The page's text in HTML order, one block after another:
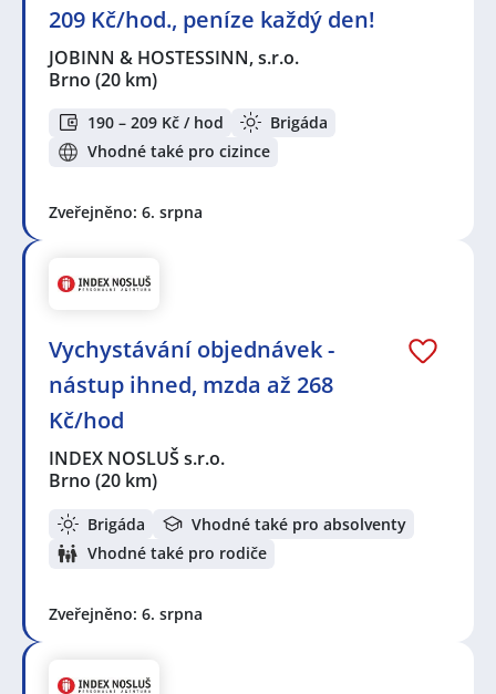
209 Kč/hod., peníze každý den!
JOBINN & HOSTESSINN, s.r.o.
Brno (20 km)
190 – 209 Kč / hod
Brigáda
Vhodné také pro cizince
Zveřejněno: 6. srpna
Vychystávání objednávek -
nástup ihned, mzda až 268
Kč/hod
INDEX NOSLUŠ s.r.o.
Brno (20 km)
Brigáda
Vhodné také pro absolventy
Vhodné také pro rodiče
Zveřejněno: 6. srpna